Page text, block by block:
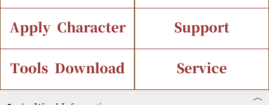
Introduction Current Status
Chinese Code Status
IDS Query
Components Query
Apply Character
Application Process
Support
Font Instant Display
Tools Download Service
︿